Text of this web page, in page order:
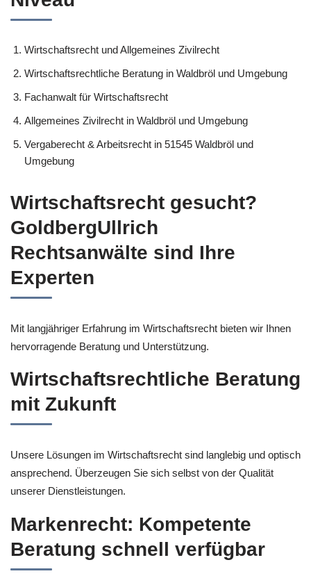
Wirtschaftsrecht und Allgemeines Zivilrecht
Wirtschaftsrechtliche Beratung in Waldbröl und Umgebung
Fachanwalt für Wirtschaftsrecht
Allgemeines Zivilrecht in Waldbröl und Umgebung
Vergaberecht & Arbeitsrecht in 51545 Waldbröl und
Umgebung
Wirtschaftsrecht gesucht?
GoldbergUllrich
Rechtsanwälte sind Ihre
Experten
Mit langjähriger Erfahrung im Wirtschaftsrecht bieten wir Ihnen
hervorragende Beratung und Unterstützung.
Wirtschaftsrechtliche Beratung
mit Zukunft
Unsere Lösungen im Wirtschaftsrecht sind langlebig und optisch
ansprechend. Überzeugen Sie sich selbst von der Qualität
unserer Dienstleistungen.
Markenrecht: Kompetente
Beratung schnell verfügbar